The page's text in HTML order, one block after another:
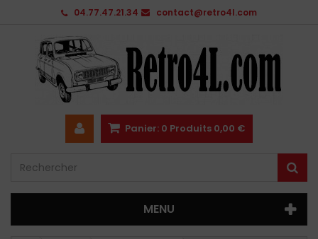
04.77.47.21.34 contact@retro4l.com
Panier: 0 Produits 0,00 €
MENU